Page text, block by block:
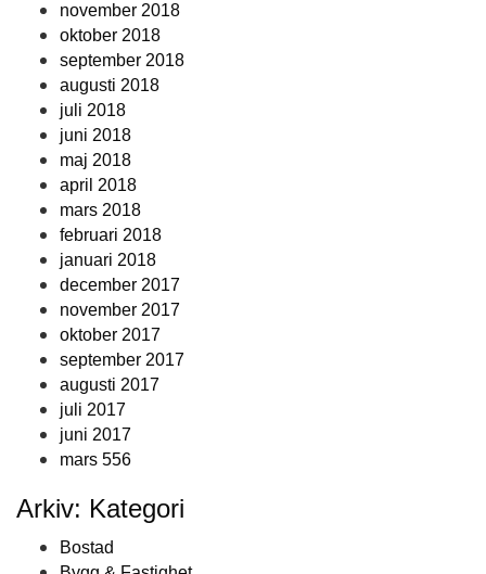
november 2018
oktober 2018
september 2018
augusti 2018
juli 2018
juni 2018
maj 2018
april 2018
mars 2018
februari 2018
januari 2018
december 2017
november 2017
oktober 2017
september 2017
augusti 2017
juli 2017
juni 2017
mars 556
Arkiv: Kategori
Bostad